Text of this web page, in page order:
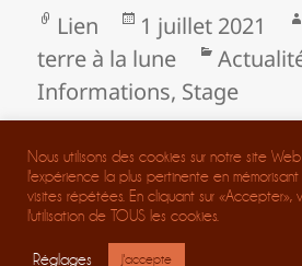
Format
Lien
Publié
le
1 juillet 2021
terre à la lune
Informations, Stage
Téléchargez les règles de vie
Nous utilisons des cookies sur notre site
l'expérience la plus pertinente en
visites répétées. En cliquant sur «Accepter»,
l'utilisation de TOUS les cookies.
Réglages J'accepte